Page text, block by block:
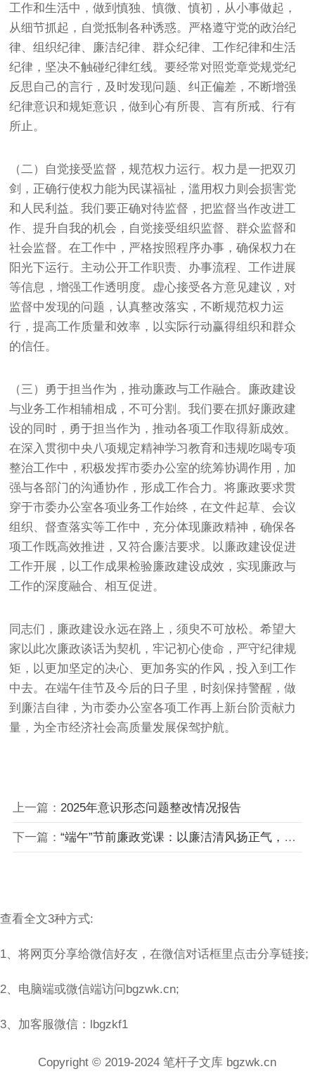
工作和生活中，做到慎独、慎微、慎初，从小事做起，
从细节抓起，自觉抵制各种诱惑。严格遵守党的政治纪
律、组织纪律、廉洁纪律、群众纪律、工作纪律和生活
纪律，坚决不触碰纪律红线。要经常对照党章党规党纪
反思自己的言行，及时发现问题、纠正偏差，不断增强
纪律意识和规矩意识，做到心有所畏、言有所戒、行有
所止。
（二）自觉接受监督，规范权力运行。权力是一把双刃
剑，正确行使权力能为民谋福祉，滥用权力则会损害党
和人民利益。我们要正确对待监督，把监督当作改进工
作、提升自我的机会，自觉接受组织监督、群众监督和
社会监督。在工作中，严格按照程序办事，确保权力在
阳光下运行。主动公开工作职责、办事流程、工作进展
等信息，增强工作透明度。虚心接受各方意见建议，对
监督中发现的问题，认真整改落实，不断规范权力运
行，提高工作质量和效率，以实际行动赢得组织和群众
的信任。
（三）勇于担当作为，推动廉政与工作融合。廉政建设
与业务工作相辅相成，不可分割。我们要在抓好廉政建
设的同时，勇于担当作为，推动各项工作取得新成效。
在深入贯彻中央八项规定精神学习教育和违规吃喝专项
整治工作中，积极发挥市委办公室的统筹协调作用，加
强与各部门的沟通协作，形成工作合力。将廉政要求贯
穿于市委办公室各项业务工作始终，在文件起草、会议
组织、督查落实等工作中，充分体现廉政精神，确保各
项工作既高效推进，又符合廉洁要求。以廉政建设促进
工作开展，以工作成果检验廉政建设成效，实现廉政与
工作的深度融合、相互促进。
同志们，廉政建设永远在路上，须臾不可放松。希望大
家以此次廉政谈话为契机，牢记初心使命，严守纪律规
矩，以更加坚定的决心、更加务实的作风，投入到工作
中去。在端午佳节及今后的日子里，时刻保持警醒，做
到廉洁自律，为市委办公室各项工作再上新台阶贡献力
量，为全市经济社会高质量发展保驾护航。
上一篇： 2025年意识形态问题整改情况报告
下一篇： “端午”节前廉政党课：以廉洁清风扬正气，守八项规定筑根基
查看全文3种方式:
1、将网页分享给微信好友，在微信对话框里点击分享链接;
2、电脑端或微信端访问bgzwk.cn;
3、加客服微信：lbgzkf1
Copyright © 2019-2024 笔杆子文库 bgzwk.cn